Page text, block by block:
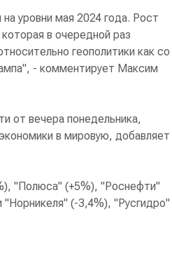
уровни мая 2024 года. Рост
в очередной раз
геополитики как со
- комментирует Максим
от вечера понедельника,
в мировую, добавляет
"Полюса" (+5%), "Роснефти"
(-3,4%), "Русгидро"